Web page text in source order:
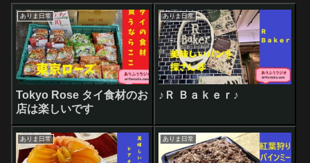
ありま日常
Tokyo Rose タイ食材のお
店は楽しいです
ありま日常
♪Ｒ Ｂａｋｅｒ♪
ありま日常 ありま日常